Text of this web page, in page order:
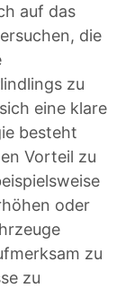
auf das
die
zu
eine klare
besteht
Vorteil zu
oder
zu
zu